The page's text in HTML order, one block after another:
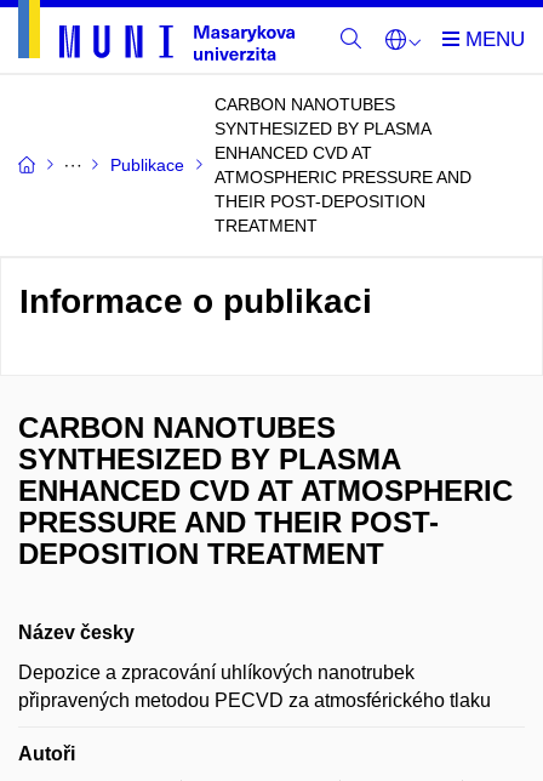
Publikace
CARBON NANOTUBES
SYNTHESIZED BY PLASMA
ENHANCED CVD AT
ATMOSPHERIC PRESSURE AND
THEIR POST-DEPOSITION
TREATMENT
Informace o publikaci
CARBON NANOTUBES
SYNTHESIZED BY PLASMA
ENHANCED CVD AT ATMOSPHERIC
PRESSURE AND THEIR POST-
DEPOSITION TREATMENT
Název česky
Depozice a zpracování uhlíkových nanotrubek
připravených metodou PECVD za atmosférického tlaku
Autoři